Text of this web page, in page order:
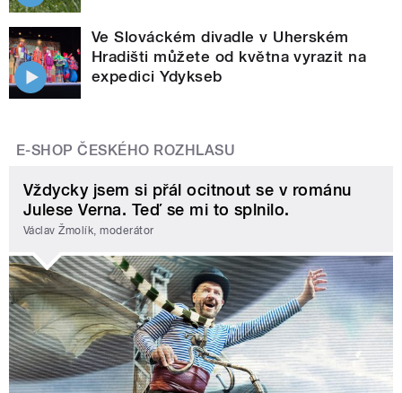
Ve Slováckém divadle v Uherském
Hradišti můžete od května vyrazit na
expedici Ydykseb
E-SHOP ČESKÉHO ROZHLASU
Vždycky jsem si přál ocitnout se v románu
Julese Verna. Teď se mi to splnilo.
Václav Žmolík, moderátor